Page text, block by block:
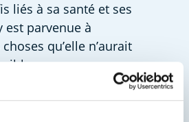
liés à sa santé et ses
est parvenue à
qu’elle n’aurait